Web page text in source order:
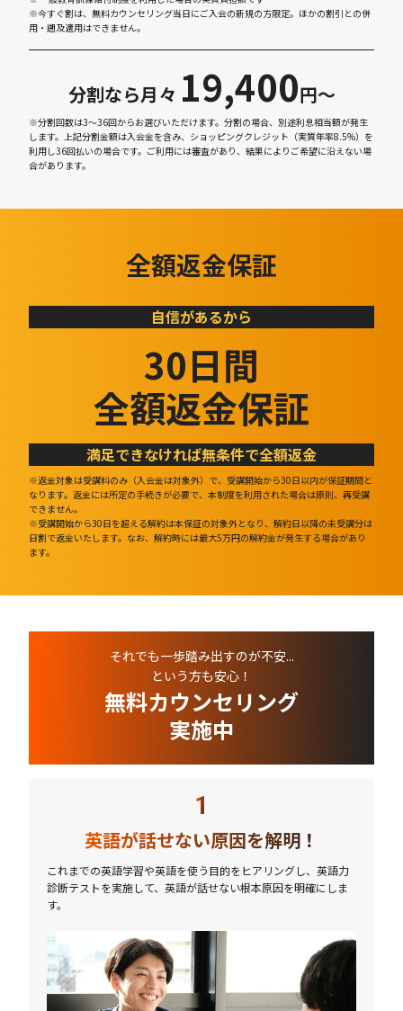
※今すぐ割は、無料カウンセリング当日にご入会の新規の方限定。ほかの割引との併
用・遡及適用はできません。
分割なら月々 19,400円〜
※分割回数は3～36回からお選びいただけます。分割の場合、別途利息相当額が発生
します。上記分割金額は入会金を含み、ショッピングクレジット（実質年率8.5%）を
利用し36回払いの場合です。ご利用には審査があり、結果によりご希望に沿えない場
合があります。
全額返金保証
自信があるから
30日間
全額返金保証
満足できなければ無条件で全額返金
※返金対象は受講料のみ（入会金は対象外）で、受講開始から30日以内が保証期間と
なります。返金には所定の手続きが必要で、本制度を利用された場合は原則、再受講
できません。
※受講開始から30日を超える解約は本保証の対象外となり、解約日以降の未受講分は
日割で返金いたします。なお、解約時には最大5万円の解約金が発生する場合があり
ます。
それでも一歩踏み出すのが不安...
という方も安心！
無料カウンセリング
実施中
1
英語が話せない原因を解明！
これまでの英語学習や英語を使う目的をヒアリングし、英語力
診断テストを実施して、英語が話せない根本原因を明確にしま
す。